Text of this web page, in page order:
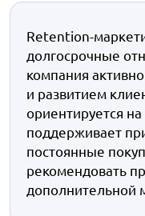
Retention-
долгосрочные
компания
и развитием
ориентируется
поддерживает
постоянные
рекомендовать
дополнительной